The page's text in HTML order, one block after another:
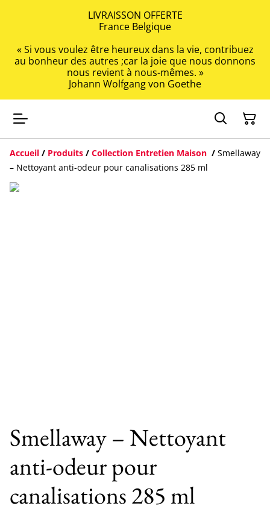
LIVRAISSON OFFERTE
France Belgique
« Si vous voulez être heureux dans la vie, contribuez
au bonheur des autres ;car la joie que nous donnons
nous revient à nous-mêmes. »
Johann Wolfgang von Goethe
Accueil / Produits / Collection Entretien Maison / Smellaway
– Nettoyant anti-odeur pour canalisations 285 ml
Smellaway – Nettoyant
anti-odeur pour
canalisations 285 ml